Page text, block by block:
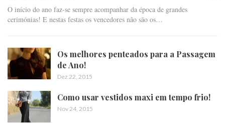
O início do ano faz-se sempre acompanhar da época de grandes
cerimónias! E nestas festas os vencedores não são os…
Os melhores penteados para a Passagem
de Ano!
Dez 22, 2015
Como usar vestidos maxi em tempo frio!
Nov 24, 2015